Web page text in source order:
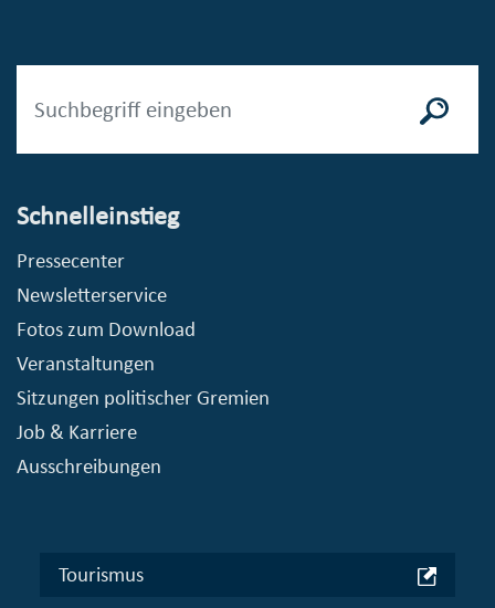
Schnelleinstieg
Pressecenter
Newsletterservice
Fotos zum Download
Veranstaltungen
Sitzungen politischer Gremien
Job & Karriere
Ausschreibungen
Tourismus